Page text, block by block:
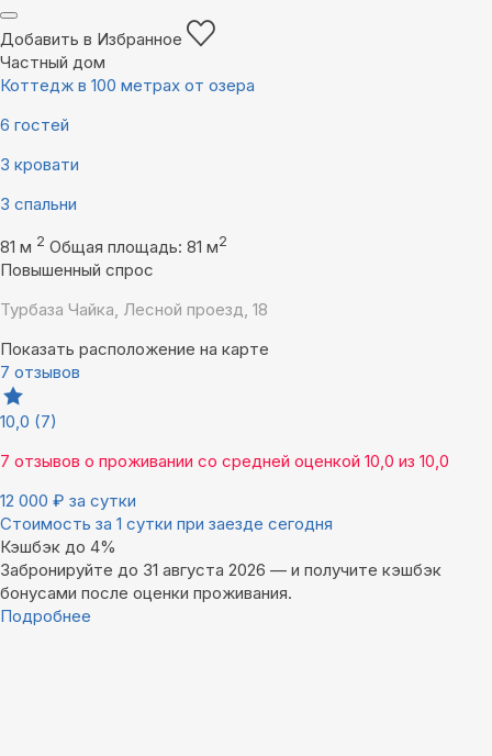
Добавить в Избранное
Частный дом
Коттедж в 100 метрах от озера
6 гостей
3 кровати
3 спальни
81 м 2 Общая площадь: 81 м2
Повышенный спрос
Турбаза Чайка, Лесной проезд, 18
Показать расположение на карте
7 отзывов
10,0 (7)
7 отзывов о проживании со средней оценкой 10,0 из 10,0
12 000 ₽ за сутки
Стоимость за 1 сутки при заезде сегодня
Кэшбэк до 4%
Забронируйте до 31 августа 2026 — и получите кэшбэк
бонусами после оценки проживания.
Подробнее